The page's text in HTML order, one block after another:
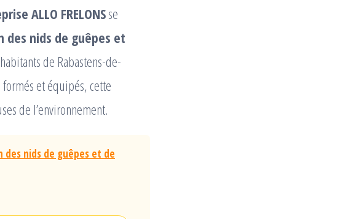
ALLO FRELONSse
des nids de guêpes et
de Rabastens-de-
et équipés, cette
de l’environnement.
nids de guêpes et de